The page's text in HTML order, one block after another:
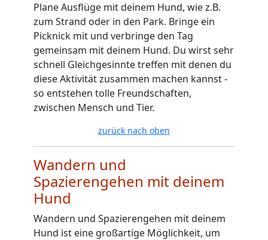
Plane Ausflüge mit deinem Hund, wie z.B.
zum Strand oder in den Park. Bringe ein
Picknick mit und verbringe den Tag
gemeinsam mit deinem Hund. Du wirst sehr
schnell Gleichgesinnte treffen mit denen du
diese Aktivität zusammen machen kannst -
so entstehen tolle Freundschaften,
zwischen Mensch und Tier.
zurück nach oben
Wandern und
Spazierengehen mit deinem
Hund
Wandern und Spazierengehen mit deinem
Hund ist eine großartige Möglichkeit, um